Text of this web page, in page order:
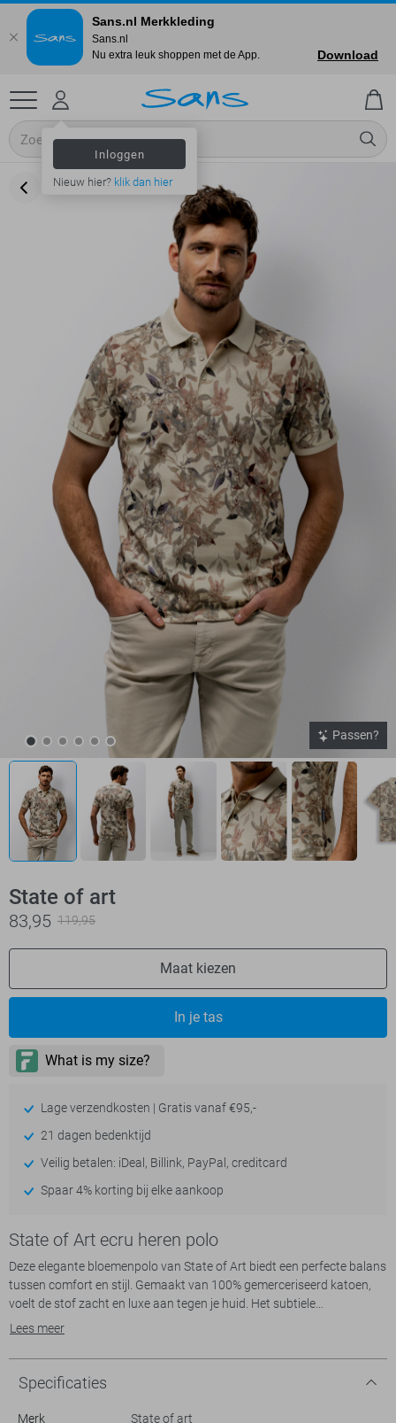
Inloggen
Nieuw hier? klik dan hier
Passen?
State of art
83,95 119,95
Maat kiezen
In je tas
Lage verzendkosten | Gratis vanaf €95,-
21 dagen bedenktijd
Veilig betalen: iDeal, Billink, PayPal, creditcard
Spaar 4% korting bij elke aankoop
State of Art ecru heren polo
Deze elegante bloemenpolo van State of Art biedt een perfecte balans
tussen comfort en stijl. Gemaakt van 100% gemerceriseerd katoen,
voelt de stof zacht en luxe aan tegen je huid. Het subtiele
bloemenpatroon op een crèmekleurige achtergrond geeft een
gelegenheden. Met een regular fit en korte mouwen is deze polo een
ideale keuze voor warmere lentedagen.
Of je nu een casual dag op kantoor hebt of een lunchafspraak met
Lees meer
Specificaties
Merk
State of art
Sans.nl Merkkleding
Sans.nl
Nu extra leuk shoppen met de App.
Download